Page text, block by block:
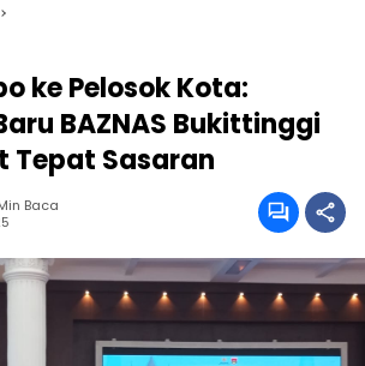
ke Pelosok Kota:
BAZNAS Bukittinggi
Tepat Sasaran
Baca